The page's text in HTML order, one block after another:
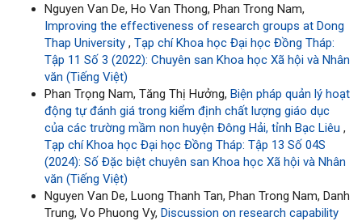
Nguyen Van De, Ho Van Thong, Phan Trong Nam,
Improving the effectiveness of research groups at Dong
Thap University , Tạp chí Khoa học Đại học Đồng Tháp:
Tập 11 Số 3 (2022): Chuyên san Khoa học Xã hội và Nhân
văn (Tiếng Việt)
Phan Trọng Nam, Tăng Thị Hưởng, Biện pháp quản lý hoạt
động tự đánh giá trong kiểm định chất lượng giáo dục
của các trường mầm non huyện Đông Hải, tỉnh Bạc Liêu ,
Tạp chí Khoa học Đại học Đồng Tháp: Tập 13 Số 04S
(2024): Số Đặc biệt chuyên san Khoa học Xã hội và Nhân
văn (Tiếng Việt)
Nguyen Van De, Luong Thanh Tan, Phan Trong Nam, Danh
Trung, Vo Phuong Vy, Discussion on research capability